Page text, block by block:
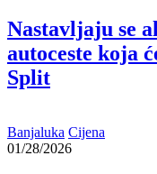
Nastavljaju se
autoceste koja
Split
Banjaluka Cijena
01/28/2026